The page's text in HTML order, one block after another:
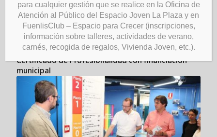
El Ayuntamiento de Fuenlabrada cofinancia un
programa de empleo dirigido a la contratación de
24 personas desempleadas de larga duración
El CIFE pone en marcha cursos de formación con
Certificado de Profesionalidad con financiación
municipal
para cualquier gestión que se realice en la Oficina de
Atención al Público del Espacio Joven La Plaza y en
FuenlisClub – Espacio para Crecer (inscripciones,
información sobre talleres, actividades de verano,
carnés, recogida de regalos, Vivienda Joven, etc.).